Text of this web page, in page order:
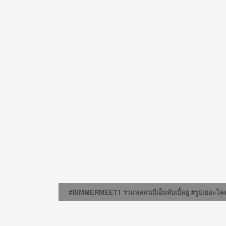
#BIMMERMEET1 รวมพลคนบีเอ็มดับเบิ้ลยู #รูปเยอะโค